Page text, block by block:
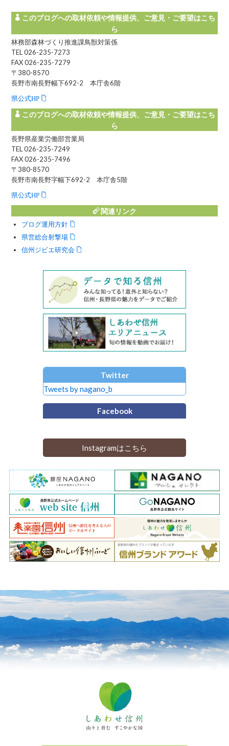
このブログへの取材依頼や情報提供、ご意見・ご要望はこち
ら
林務部森林づくり推進課鳥獣対策係
TEL 026-235-7273
FAX 026-235-7279
〒380-8570
長野市南長野幅下692-2 本庁舎6階
県公式HP
このブログへの取材依頼や情報提供、ご意見・ご要望はこち
ら
長野県産業労働部営業局
TEL 026-235-7249
FAX 026-235-7496
〒380-8570
長野市南長野字幅下692-2 本庁舎5階
県公式HP
関連リンク
ブログ運用方針
県営総合射撃場
信州ジビエ研究会
Twitter
Tweets by nagano_b
Facebook
Instagramはこちら